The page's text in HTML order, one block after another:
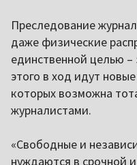
Преследование
даже физические
единственной целью –
этого в ход идут
которых возможна
журналистами.
«Свободные и
нуждаются в срочной